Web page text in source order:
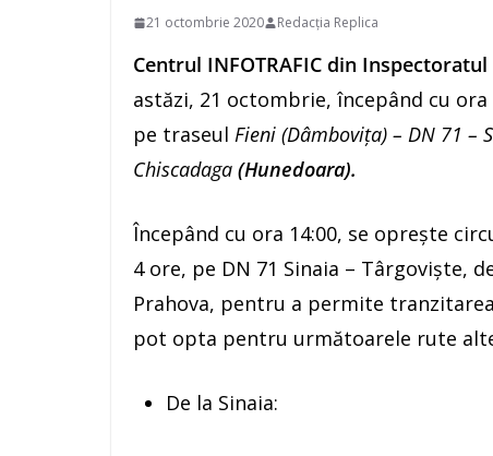
21 octombrie 2020 Redacția Replica
Centrul INFOTRAFIC din
astăzi, 21 octombrie, începând cu
pe traseul Fieni (Dâmbovița) – DN 71 –
Chiscadaga (Hunedoara).
Începând cu ora 14:00, se oprește
4 ore, pe DN 71 Sinaia – Târgoviște,
Prahova, pentru a permite
pot opta pentru următoarele rute
De la Sinaia: